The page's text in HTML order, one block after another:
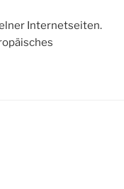
Internetseiten.